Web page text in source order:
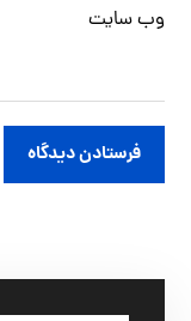
وب‌ سایت
فرستادن دیدگاه